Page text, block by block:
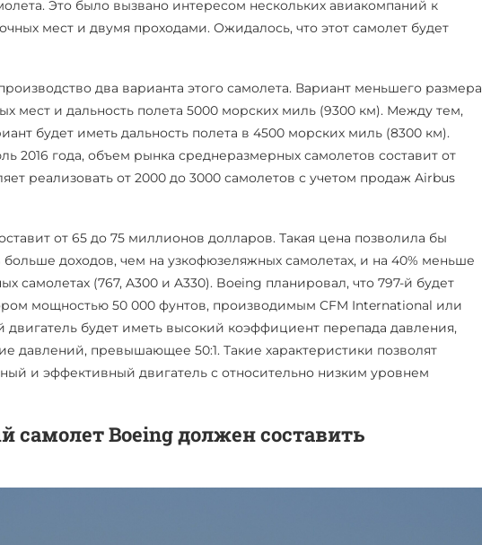
Это было вызвано интересом нескольких авиакомпаний к
мест и двумя проходами. Ожидалось, что этот самолет будет
два варианта этого самолета. Вариант меньшего размера
мест и дальность полета 5000 морских миль (9300 км). Между тем,
будет иметь дальность полета в 4500 морских миль (8300 км).
2016 года, объем рынка среднеразмерных самолетов составит от
реализовать от 2000 до 3000 самолетов с учетом продаж Airbus
от 65 до 75 миллионов долларов. Такая цена позволила бы
больше доходов, чем на узкофюзеляжных самолетах, и на 40% меньше
самолетах (767, A300 и A330). Boeing планировал, что 797-й будет
мощностью 50 000 фунтов, производимым CFM International или
двигатель будет иметь высокий коэффициент перепада давления,
давлений, превышающее 50:1. Такие характеристики позволят
и эффективный двигатель с относительно низким уровнем
самолет Boeing должен составить